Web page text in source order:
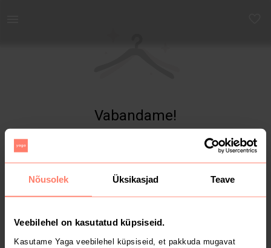
Nõusolek Üksikasjad Teave
Veebilehel on kasutatud küpsiseid.
Kasutame Yaga veebilehel küpsiseid, et pakkuda mugavat
Vabandame!